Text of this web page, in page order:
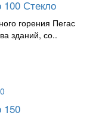
100 Стекло
горения Пегас
зданий, со..
150